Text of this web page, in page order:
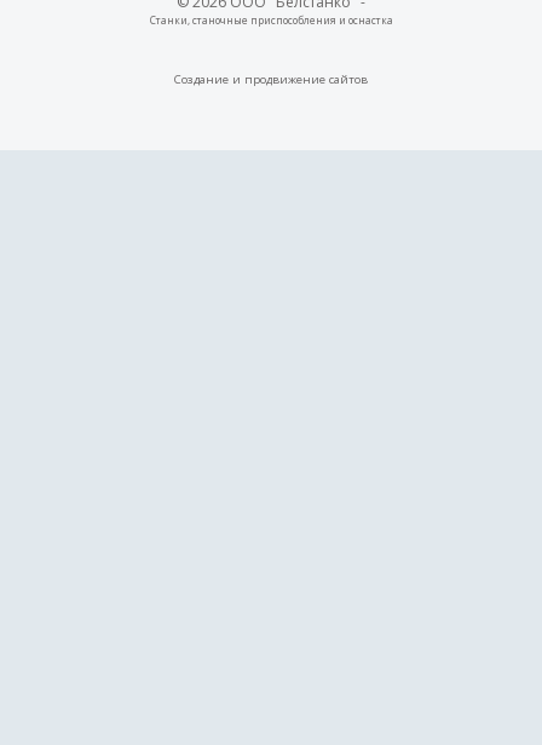
Станки, станочные приспособления и оснастка
Создание и продвижение сайтов